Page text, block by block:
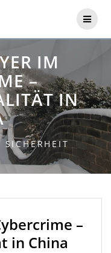
IM
–
IN
–
in China